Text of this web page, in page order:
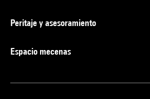
Peritaje y asesoramiento
Espacio mecenas